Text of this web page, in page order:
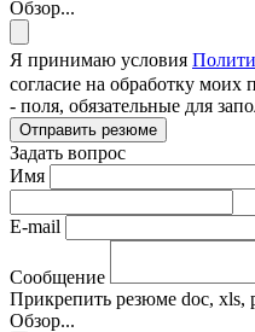
Обзор...
Я принимаю условия
согласие на обработку
- поля, обязательные для
Отправить резюме
Задать вопрос
Имя
E-mail
Сообщение
Прикрепить резюме doc, xls,
Обзор...